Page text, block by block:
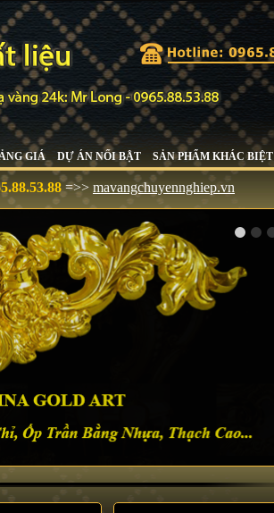
GIÁ DỰ ÁN NỔI BẬT SẢN PHẨM KHÁC BIỆT
=>>mavangchuyennghiep.vn